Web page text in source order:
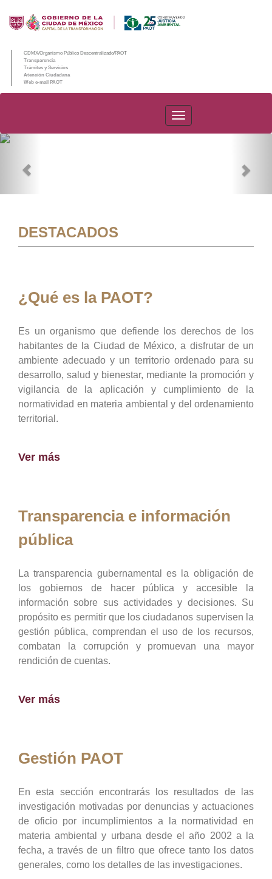
CDMX/Organismo Público Descentralizado/PAOT
Transparencia
Trámites y Servicios
Atención Ciudadana
Web e-mail PAOT
PAOT
DESTACADOS
¿Qué es la PAOT?
Es un organismo que defiende los derechos de los
habitantes de la Ciudad de México, a disfrutar de un
ambiente adecuado y un territorio ordenado para su
desarrollo, salud y bienestar, mediante la promoción y
vigilancia de la aplicación y cumplimiento de la
normatividad en materia ambiental y del ordenamiento
territorial.
Ver más
Transparencia e información
pública
La transparencia gubernamental es la obligación de
los gobiernos de hacer pública y accesible la
información sobre sus actividades y decisiones. Su
propósito es permitir que los ciudadanos supervisen la
gestión pública, comprendan el uso de los recursos,
combatan la corrupción y promuevan una mayor
rendición de cuentas.
Ver más
Gestión PAOT
En esta sección encontrarás los resultados de las
investigación motivadas por denuncias y actuaciones
de oficio por incumplimientos a la normatividad en
materia ambiental y urbana desde el año 2002 a la
fecha, a través de un filtro que ofrece tanto los datos
generales, como los detalles de las investigaciones.